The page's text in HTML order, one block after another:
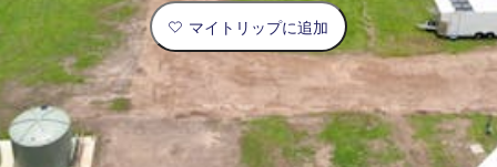
ョ
ン
エ
リ
い
場
所
旅
行
タ
イ
予
約
実
マイトリップに追加